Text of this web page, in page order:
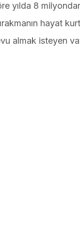
yılda 8
hayat
almak